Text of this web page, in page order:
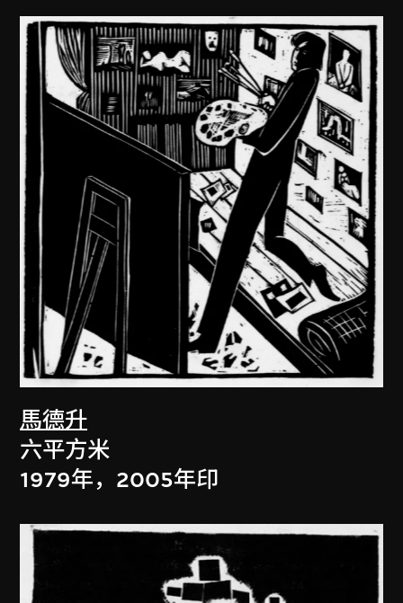
馬德升
六平方米
1979年，2005年印